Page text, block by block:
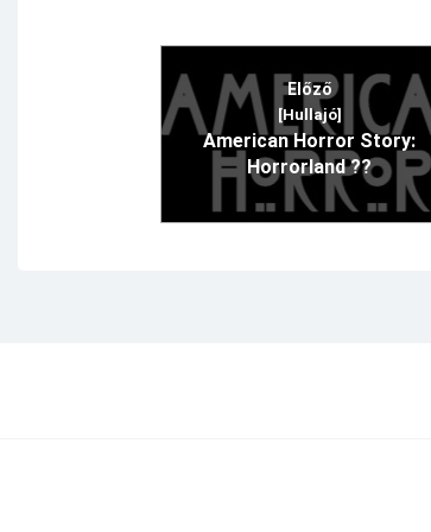
Előző
[Hullajó]
American Horror Story:
Horrorland ??